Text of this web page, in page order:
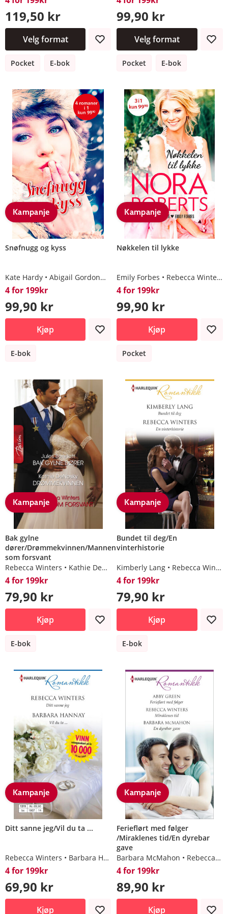
119,50 kr
Velg format
Pocket E-bok
99,90 kr
Velg format
Pocket E-bok
Kampanje
Snøfnugg og kyss
Kate Hardy Abigail Gordon Rebecca Winters Maureen Child
4 for 199kr
99,90 kr
Kjøp
E-bok
Kampanje
Nøkkelen til lykke
Emily Forbes Rebecca Winters
4 for 199kr
99,90 kr
Kjøp
Pocket
Kampanje
Bak gylne
dører/Drømmekvinnen/Mannen
som forsvant
Rebecca Winters
Kathie DeNosky Jules Bennett
4 for 199kr
79,90 kr
Kjøp
E-bok
Kampanje
Bundet til deg/En
vinterhistorie
Kimberly Lang Rebecca Winters
4 for 199kr
79,90 kr
Kjøp
E-bok
Kampanje
Ditt sanne jeg/Vil du ta ...
Rebecca Winters Barbara Hannay
4 for 199kr
69,90 kr
Kjøp
Kampanje
Ferieflørt med følger
/Miraklenes tid/En dyrebar
gave
Barbara McMahon
Rebecca Winters
4 for 199kr
89,90 kr
Kjøp